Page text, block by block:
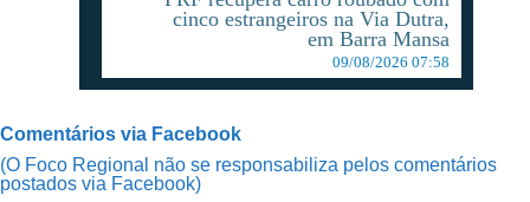
cinco estrangeiros na Via Dutra,
em Barra Mansa
09/08/2026 07:58
Comentários via Facebook
(O Foco Regional não se responsabiliza pelos comentários
postados via Facebook)